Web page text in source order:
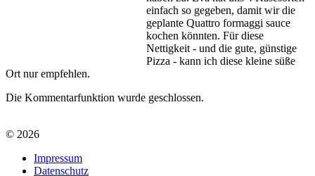
einfach so gegeben, damit wir die
geplante Quattro formaggi sauce
kochen könnten. Für diese
Nettigkeit - und die gute, günstige
Pizza - kann ich diese kleine süße
Ort nur empfehlen.
Die Kommentarfunktion wurde geschlossen.
© 2026
Impressum
Datenschutz